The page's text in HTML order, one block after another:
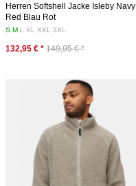
Herren Softshell Jacke Isleby Navy
Red Blau Rot
SM L XL XXL3XL
132,95 € * 149,95 € *